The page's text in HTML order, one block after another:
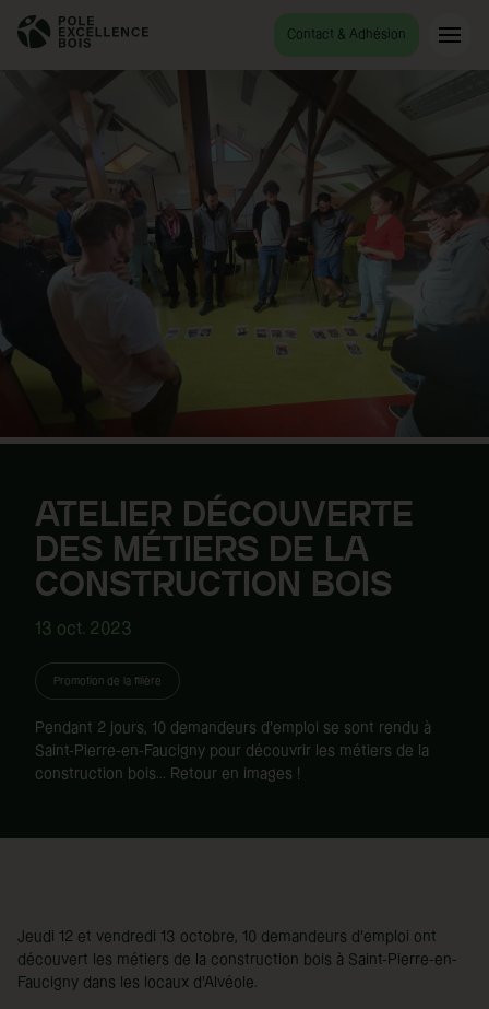
Contact & Adhésion
ATELIER DÉCOUVERTE
DES MÉTIERS DE LA
CONSTRUCTION BOIS
13 oct. 2023
Promotion de la filière
Pendant 2 jours, 10 demandeurs d'emploi se sont rendu à
Saint-Pierre-en-Faucigny pour découvrir les métiers de la
construction bois... Retour en images !
Jeudi 12 et vendredi 13 octobre, 10 demandeurs d'emploi ont
découvert les métiers de la construction bois à Saint-Pierre-en-
Faucigny dans les locaux d'Alvéole.